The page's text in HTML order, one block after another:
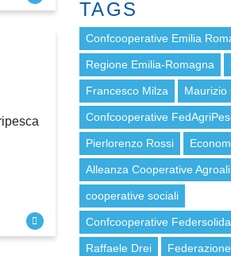
TAGS
Confcooperative Emilia
Regione Emilia-Romagna
Francesco Milza Maurizio
Confcooperative
Pierlorenzo Rossi
Alleanza Cooperative
cooperative sociali
Confcooperative
Raffaele Drei